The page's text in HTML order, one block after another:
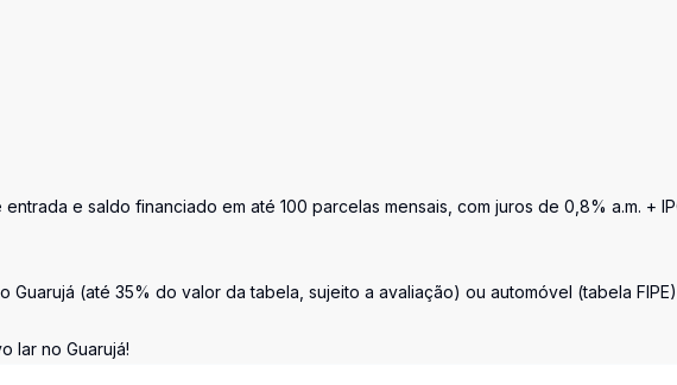
e saldo financiado em até 100 parcelas mensais, com juros de 0,8% a.m. +
(até 35% do valor da tabela, sujeito a avaliação) ou automóvel (tabela
lar no Guarujá!